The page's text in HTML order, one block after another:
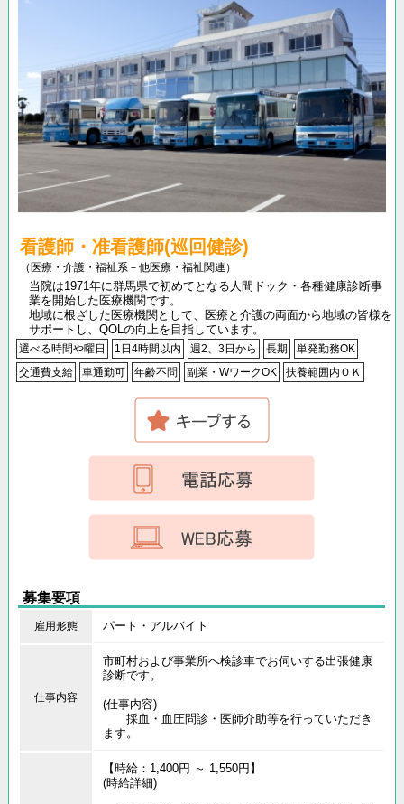
看護師・准看護師(巡回健診)
（医療・介護・福祉系－他医療・福祉関連）
当院は1971年に群馬県で初めてとなる人間ドック・各種健康診断事
業を開始した医療機関です。
地域に根ざした医療機関として、医療と介護の両面から地域の皆様を
サポートし、QOLの向上を目指しています。
選べる時間や曜日 1日4時間以内 週2、3日から 長期
単発勤務OK
交通費支給
車通勤可 年齢不問 副業・WワークOK 扶養範囲内ＯＫ
募集要項
雇用形態 パート・アルバイト
仕事内容
市町村および事業所へ検診車でお伺いする出張健康
診断です。
(仕事内容)
採血・血圧問診・医師介助等を行っていただき
ます。
【時給：1,400円 ～ 1,550円】
(時給詳細)